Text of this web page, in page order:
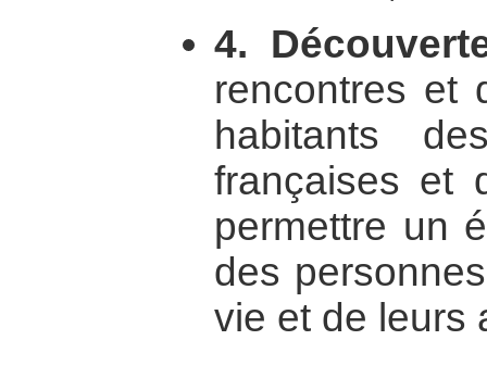
4.
rencontres et
habitants
françaises et
permettre un
des
vie et de leurs